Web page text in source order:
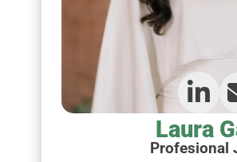
Laura
Profesional